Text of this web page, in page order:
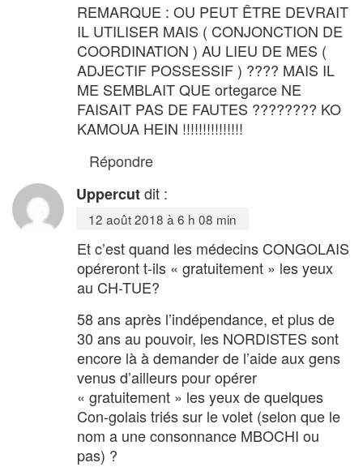
REMARQUE : OU PEUT ÊTRE DEVRAIT
IL UTILISER MAIS ( CONJONCTION DE
COORDINATION ) AU LIEU DE MES (
ADJECTIF POSSESSIF ) ???? MAIS IL
ME SEMBLAIT QUE ortegarce NE
FAISAIT PAS DE FAUTES ???????? KO
KAMOUA HEIN !!!!!!!!!!!!!!!
Répondre
Uppercutdit :
12 août 2018 à 6 h 08 min
Et c’est quand les médecins CONGOLAIS
opéreront t-ils « gratuitement » les yeux
au CH-TUE?
58 ans après l’indépendance, et plus de
30 ans au pouvoir, les NORDISTES sont
encore là à demander de l’aide aux gens
venus d’ailleurs pour opérer
« gratuitement » les yeux de quelques
Con-golais triés sur le volet (selon que le
nom a une consonnance MBOCHI ou
pas) ?